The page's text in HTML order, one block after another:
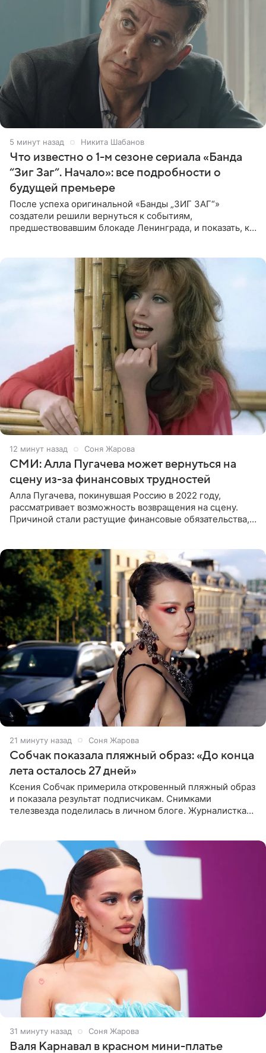
5 минут назад Никита Шабанов
Что известно о 1-м сезоне сериала «Банда
“Зиг Заг”. Начало»: все подробности о
будущей премьере
После успеха оригинальной «Банды „ЗИГ ЗАГ“»
создатели решили вернуться к событиям,
предшествовавшим блокаде Ленинграда, и показать, как
12 минут назад Соня Жарова
СМИ: Алла Пугачева может вернуться на
сцену из-за финансовых трудностей
Алла Пугачева, покинувшая Россию в 2022 году,
рассматривает возможность возвращения на сцену.
Причиной стали растущие финансовые обязательства,
21 минуту назад Соня Жарова
Собчак показала пляжный образ: «До конца
лета осталось 27 дней»
Ксения Собчак примерила откровенный пляжный образ
и показала результат подписчикам. Снимками
телезвезда поделилась в личном блоге. Журналистка
31 минуту назад Соня Жарова
Валя Карнавал в красном мини-платье